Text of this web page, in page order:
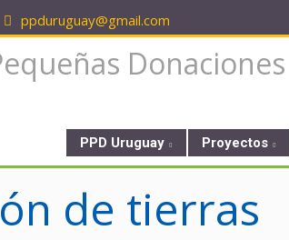
ppduruguay@gmail.com
PPD Uruguay Proyectos
de tierras